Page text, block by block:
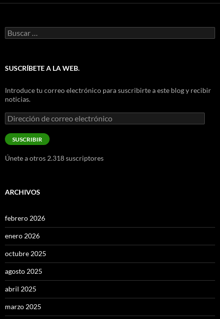
Buscar:
SUSCRÍBETE A LA WEB.
Introduce tu correo electrónico para suscribirte a este blog y recibir
noticias.
Dirección
de
correo
electrónico
SUSCRIBIR
Únete a otros 2.318 suscriptores
ARCHIVOS
febrero 2026
enero 2026
octubre 2025
agosto 2025
abril 2025
marzo 2025